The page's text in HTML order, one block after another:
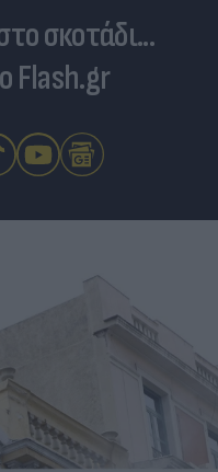
σκοτάδι...
Flash.gr